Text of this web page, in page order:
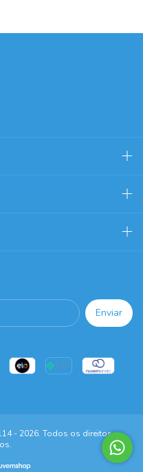
- 2026. Todos os direitos